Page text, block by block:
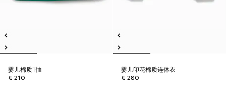
婴儿棉质T恤
€ 210
婴儿印花棉质连体衣
€ 280